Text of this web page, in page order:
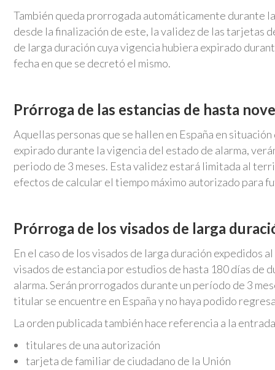
También queda prorrogada automáticamente durante
desde la finalización de este, la validez de las tarjetas
de larga duración cuya vigencia hubiera expirado
fecha en que se decretó el mismo.
Prórroga de las estancias de hasta
Aquellas personas que se hallen en España en
expirado durante la vigencia del estado de alarma,
periodo de 3 meses. Esta validez estará limitada al
efectos de calcular el tiempo máximo autorizado para
Prórroga de los visados de larga
En el caso de los visados de larga duración expedidos
visados de estancia por estudios de hasta 180 días de
alarma. Serán prorrogados durante un período de 3
titular se encuentre en España y no haya podido
La orden publicada también hace referencia a la
titulares de una autorización
tarjeta de familiar de ciudadano de la Unión